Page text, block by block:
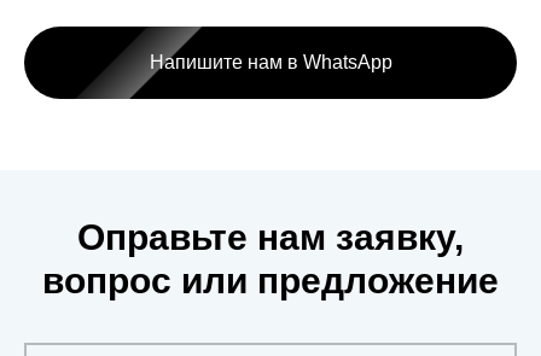
Напишите нам в WhatsApp
Оправьте нам заявку,
вопрос или предложение